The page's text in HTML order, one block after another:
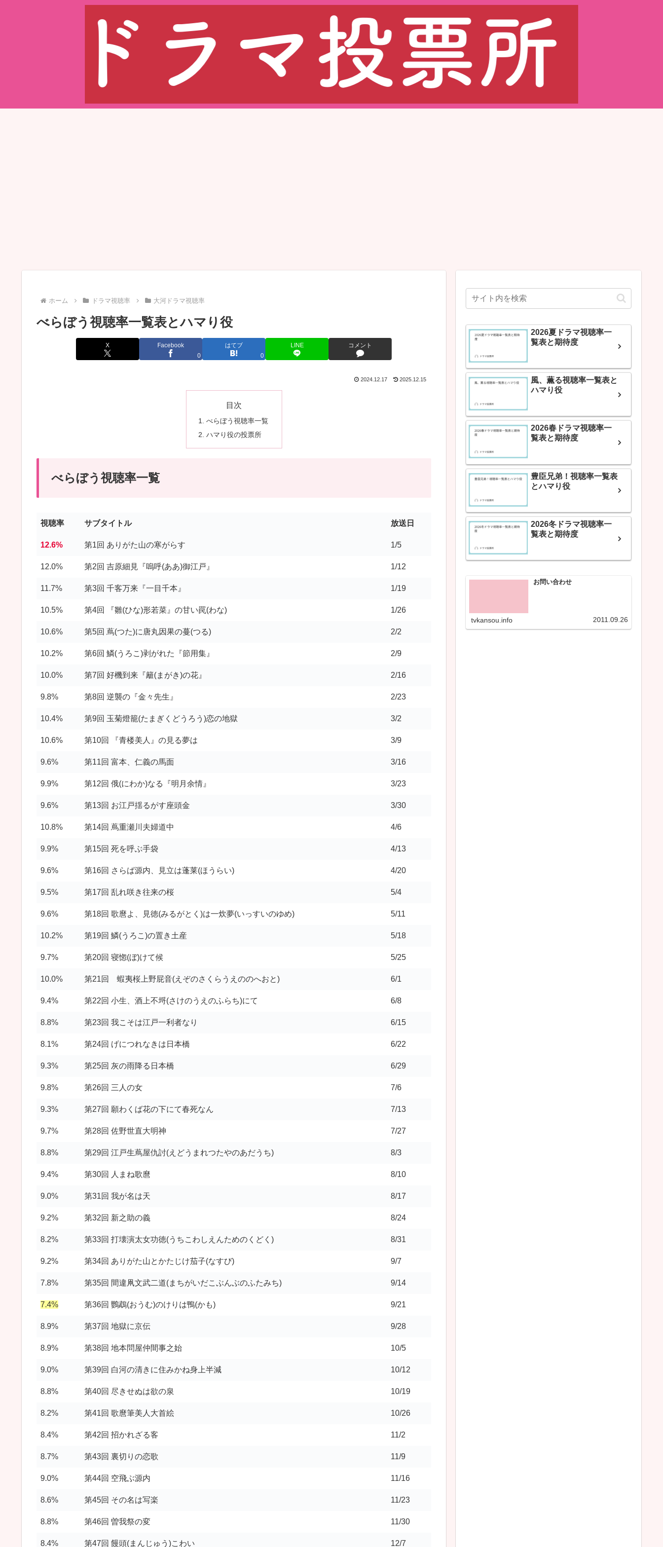
ホーム ドラマ視聴率 大河ドラマ視聴率
べらぼう視聴率一覧表とハマり役
X
Facebook
0
はてブ
0
LINE コメント
2024.12.17 2025.12.15
目次
べらぼう視聴率一覧
ハマり役の投票所
べらぼう視聴率一覧
視聴率 サブタイトル 放送日
12.6% 第1回 ありがた山の寒がらす 1/5
12.0% 第2回 吉原細見『嗚呼(ああ)御江戸』 1/12
11.7% 第3回 千客万来『一目千本』 1/19
10.5% 第4回 『雛(ひな)形若菜』の甘い罠(わな) 1/26
10.6% 第5回 蔦(つた)に唐丸因果の蔓(つる) 2/2
10.2% 第6回 鱗(うろこ)剥がれた『節用集』 2/9
10.0% 第7回 好機到来『籬(まがき)の花』 2/16
9.8% 第8回 逆襲の『金々先生』 2/23
10.4% 第9回 玉菊燈籠(たまぎくどうろう)恋の地獄 3/2
10.6% 第10回 『青楼美人』の見る夢は 3/9
9.6% 第11回 富本、仁義の馬面 3/16
9.9% 第12回 俄(にわか)なる『明月余情』 3/23
9.6% 第13回 お江戸揺るがす座頭金 3/30
10.8% 第14回 蔦重瀬川夫婦道中 4/6
9.9% 第15回 死を呼ぶ手袋 4/13
9.6% 第16回 さらば源内、見立は蓬莱(ほうらい) 4/20
9.5% 第17回 乱れ咲き往来の桜 5/4
9.6% 第18回 歌麿よ、見徳(みるがとく)は一炊夢(いっすいのゆめ) 5/11
10.2% 第19回 鱗(うろこ)の置き土産 5/18
9.7% 第20回 寝惚(ぼ)けて候 5/25
10.0% 第21回 蝦夷桜上野屁音(えぞのさくらうえののへおと) 6/1
9.4% 第22回 小生、酒上不埒(さけのうえのふらち)にて 6/8
8.8% 第23回 我こそは江戸一利者なり 6/15
8.1% 第24回 げにつれなきは日本橋 6/22
9.3% 第25回 灰の雨降る日本橋 6/29
9.8% 第26回 三人の女 7/6
9.3% 第27回 願わくば花の下にて春死なん 7/13
9.7% 第28回 佐野世直大明神 7/27
8.8% 第29回 江戸生蔦屋仇討(えどうまれつたやのあだうち) 8/3
9.4% 第30回 人まね歌麿 8/10
9.0% 第31回 我が名は天 8/17
9.2% 第32回 新之助の義 8/24
8.2% 第33回 打壊演太女功徳(うちこわしえんためのくどく) 8/31
9.2% 第34回 ありがた山とかたじけ茄子(なすび) 9/7
7.8% 第35回 間違凧文武二道(まちがいだこぶんぶのふたみち) 9/14
7.4% 第36回 鸚鵡(おうむ)のけりは鴨(かも) 9/21
8.9% 第37回 地獄に京伝 9/28
8.9% 第38回 地本問屋仲間事之始 10/5
9.0% 第39回 白河の清きに住みかね身上半減 10/12
8.8% 第40回 尽きせぬは欲の泉 10/19
8.2% 第41回 歌麿筆美人大首絵 10/26
8.4% 第42回 招かれざる客 11/2
8.7% 第43回 裏切りの恋歌 11/9
9.0% 第44回 空飛ぶ源内 11/16
8.6% 第45回 その名は写楽 11/23
8.8% 第46回 曽我祭の変 11/30
8.4% 第47回 饅頭(まんじゅう)こわい 12/7
2026夏ドラマ視聴率一
覧表と期待度
風、薫る視聴率一覧表と
ハマり役
2026春ドラマ視聴率一
覧表と期待度
豊臣兄弟！視聴率一覧表
とハマり役
2026冬ドラマ視聴率一
覧表と期待度
お問い合わせ
tvkansou.info 2011.09.26